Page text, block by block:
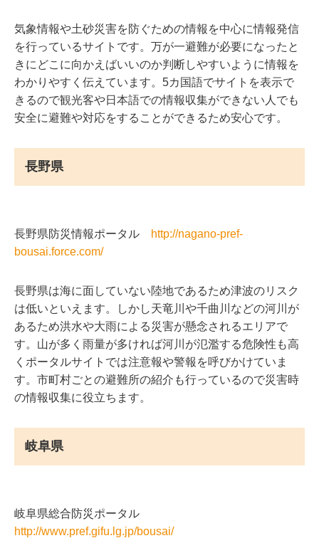
気象情報や土砂災害を防ぐための情報を中心に情報発信
を行っているサイトです。万が一避難が必要になったと
きにどこに向かえばいいのか判断しやすいように情報を
わかりやすく伝えています。5カ国語でサイトを表示で
きるので観光客や日本語での情報収集ができない人でも
安全に避難や対応をすることができるため安心です。
長野県
長野県防災情報ポータル
http://nagano-pref-
bousai.force.com/
長野県は海に面していない陸地であるため津波のリスク
は低いといえます。しかし天竜川や千曲川などの河川が
あるため洪水や大雨による災害が懸念されるエリアで
す。山が多く雨量が多ければ河川が氾濫する危険性も高
くポータルサイトでは注意報や警報を呼びかけていま
す。市町村ごとの避難所の紹介も行っているので災害時
の情報収集に役立ちます。
岐阜県
岐阜県総合防災ポータル
http://www.pref.gifu.lg.jp/bousai/